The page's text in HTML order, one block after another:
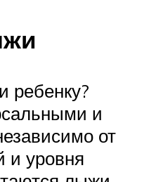
ребенку?
и
от
и уровня